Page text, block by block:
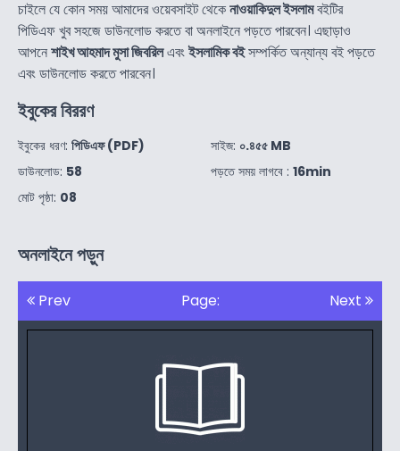
চাইলে যে কোন সময় আমাদের ওয়েবসাইট থেকেনাওয়াকিদুল ইসলামবইটির
পিডিএফ খুব সহজে ডাউনলোড করতে বা অনলাইনে পড়তে পারবেন। এছাড়াও
আপনেশাইখ আহমাদ মুসা জিবরিলএবংইসলামিক বইসম্পর্কিত অন্যান্য বই পড়তে
এবং ডাউনলোড করতে পারবেন।
ইবুকের বিররণ
ইবুকের ধরণ: পিডিএফ (PDF)
ডাউনলোড: 58
মোট পৃষ্ঠা: 08
সাইজ: ০.৪৫৫ MB
পড়তে সময় লাগবে : 16min
অনলাইনে পড়ুন
Prev Page: Next